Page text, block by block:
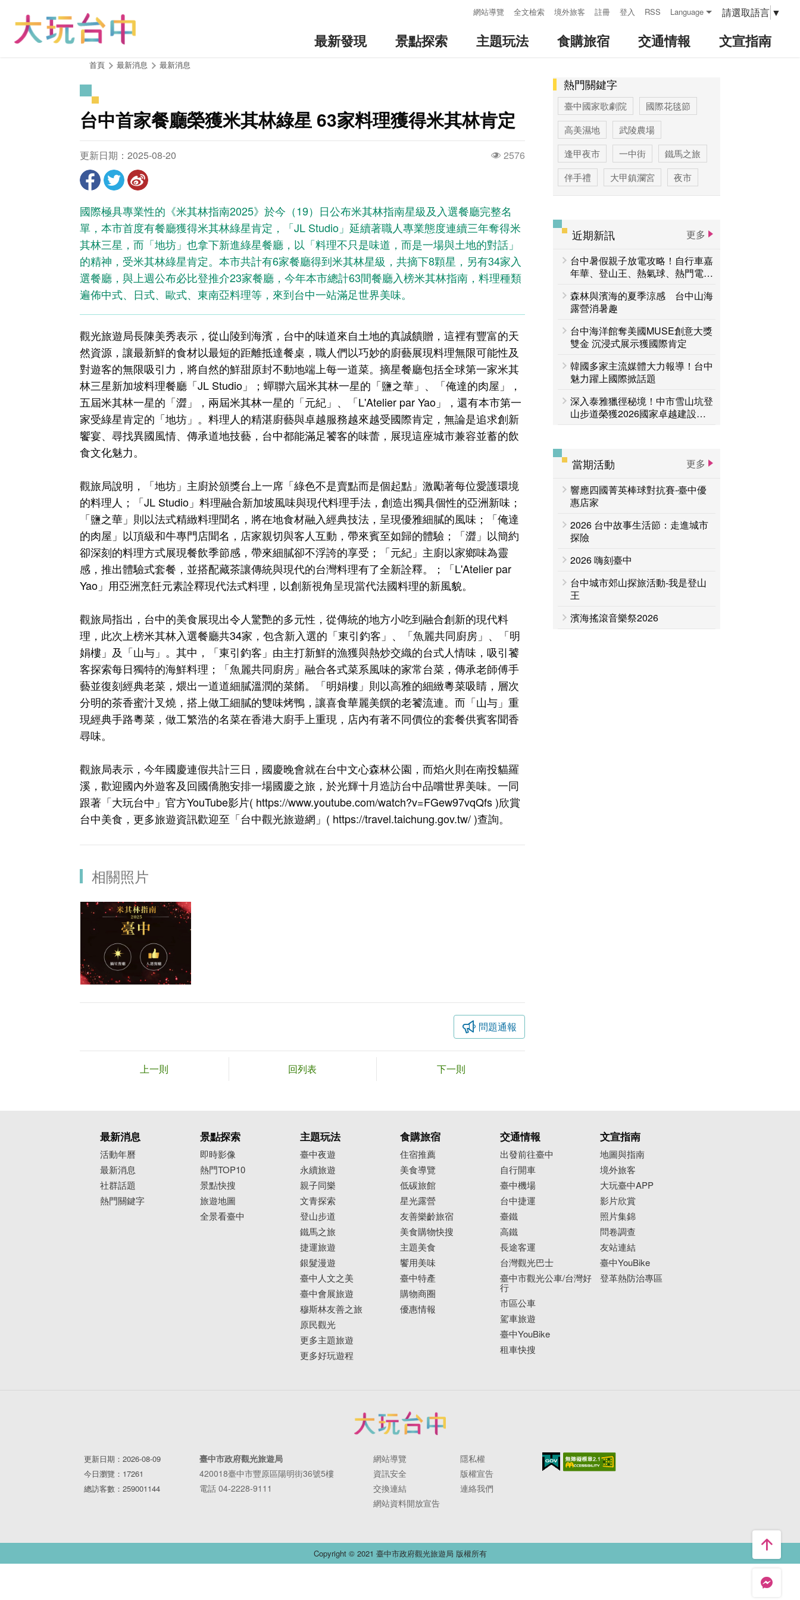
網站導覽 全文檢索 境外旅客 註冊 登入 RSS Language 請選取語言 ▼
最新發現 景點探索 主題玩法 食購旅宿 交通情報 文宣指南
首頁 最新消息 最新消息
台中首家餐廳榮獲米其林綠星 63家料理獲得米其林肯定
更新日期：2025-08-20 2576
國際極具專業性的《米其林指南2025》於今（19）日公布米其林指南星級及入選餐廳完整名
單，本市首度有餐廳獲得米其林綠星肯定，「JL Studio」延續著職人專業態度連續三年奪得米
其林三星，而「地坊」也拿下新進綠星餐廳，以「料理不只是味道，而是一場與土地的對話」
的精神，受米其林綠星肯定。本市共計有6家餐廳得到米其林星級，共摘下8顆星，另有34家入
選餐廳，與上週公布必比登推介23家餐廳，今年本市總計63間餐廳入榜米其林指南，料理種類
遍佈中式、日式、歐式、東南亞料理等，來到台中一站滿足世界美味。
觀光旅遊局長陳美秀表示，從山陵到海濱，台中的味道來自土地的真誠饋贈，這裡有豐富的天
然資源，讓最新鮮的食材以最短的距離抵達餐桌，職人們以巧妙的廚藝展現料理無限可能性及
對遊客的無限吸引力，將自然的鮮甜原封不動地端上每一道菜。摘星餐廳包括全球第一家米其
林三星新加坡料理餐廳「JL Studio」；蟬聯六屆米其林一星的「鹽之華」、「俺達的肉屋」，
五屆米其林一星的「澀」，兩屆米其林一星的「元紀」、「L'Atelier par Yao」，還有本市第一
家受綠星肯定的「地坊」。料理人的精湛廚藝與卓越服務越來越受國際肯定，無論是追求創新
饗宴、尋找異國風情、傳承道地技藝，台中都能滿足饕客的味蕾，展現這座城市兼容並蓄的飲
食文化魅力。
觀旅局說明，「地坊」主廚於頒獎台上一席「綠色不是賣點而是個起點」激勵著每位愛護環境
的料理人；「JL Studio」料理融合新加坡風味與現代料理手法，創造出獨具個性的亞洲新味；
「鹽之華」則以法式精緻料理聞名，將在地食材融入經典技法，呈現優雅細膩的風味；「俺達
的肉屋」以頂級和牛專門店聞名，店家親切與客人互動，帶來賓至如歸的體驗；「澀」以簡約
卻深刻的料理方式展現餐飲季節感，帶來細膩卻不浮誇的享受；「元紀」主廚以家鄉味為靈
感，推出體驗式套餐，並搭配藏茶讓傳統與現代的台灣料理有了全新詮釋。；「L'Atelier par
Yao」用亞洲烹飪元素詮釋現代法式料理，以創新視角呈現當代法國料理的新風貌。
觀旅局指出，台中的美食展現出令人驚艷的多元性，從傳統的地方小吃到融合創新的現代料
理，此次上榜米其林入選餐廳共34家，包含新入選的「東引釣客」、「魚麗共同廚房」、「明
娟樓」及「山与」。其中，「東引釣客」由主打新鮮的漁獲與熱炒交織的台式人情味，吸引饕
客探索每日獨特的海鮮料理；「魚麗共同廚房」融合各式菜系風味的家常台菜，傳承老師傅手
藝並復刻經典老菜，煨出一道道細膩溫潤的菜餚。「明娟樓」則以高雅的細緻粵菜吸睛，層次
分明的茶香蜜汁叉燒，搭上做工細膩的雙味烤鴨，讓喜食華麗美饌的老饕流連。而「山与」重
現經典手路粵菜，做工繁浩的名菜在香港大廚手上重現，店內有著不同價位的套餐供賓客聞香
尋味。
觀旅局表示，今年國慶連假共計三日，國慶晚會就在台中文心森林公園，而焰火則在南投貓羅
溪，歡迎國內外遊客及回國僑胞安排一場國慶之旅，於光輝十月造訪台中品嚐世界美味。一同
跟著「大玩台中」官方YouTube影片( https://www.youtube.com/watch?v=FGew97vqQfs)欣賞
台中美食，更多旅遊資訊歡迎至「台中觀光旅遊網」( https://travel.taichung.gov.tw/)查詢。
相關照片
問題通報
上一則 回列表 下一則
熱門關鍵字
臺中國家歌劇院
國際花毯節
高美濕地
武陵農場
逢甲夜市
一中街
鐵馬之旅
伴手禮
大甲鎮瀾宮
夜市
台中活動
賞花專區
主題遊程
台中国家歌剧院
近期新訊
更多
台中暑假親子放電攻略！自行車嘉
年華、登山王、熱氣球、熱門電影
森林與濱海的夏季涼感 台中山海
露營消暑趣
台中海洋館奪美國MUSE創意大獎
雙金 沉浸式展示獲國際肯定
韓國多家主流媒體大力報導！台中
魅力躍上國際掀話題
深入泰雅獵徑秘境！中市雪山坑登
山步道榮獲2026國家卓越建設獎
「金質獎」
當期活動
更多
響應四國菁英棒球對抗賽-臺中優
惠店家
2026 台中故事生活節：走進城市
探險
2026 嗨刻臺中
台中城市郊山探旅活動-我是登山
王
濱海搖滾音樂祭2026
最新消息
活動年曆
最新消息
社群話題
熱門關鍵字
景點探索
即時影像
熱門TOP10
景點快搜
旅遊地圖
全景看臺中
主題玩法
臺中夜遊
永續旅遊
親子同樂
文青探索
登山步道
鐵馬之旅
捷運旅遊
銀髮漫遊
臺中人文之美
臺中會展旅遊
穆斯林友善之旅
原民觀光
更多主題旅遊
更多好玩遊程
食購旅宿
住宿推薦
美食導覽
低碳旅館
星光露營
友善樂齡旅宿
美食購物快搜
主題美食
饗用美味
臺中特產
購物商圈
優惠情報
交通情報
出發前往臺中
自行開車
臺中機場
台中捷運
臺鐵
高鐵
長途客運
台灣觀光巴士
臺中市觀光公車/台灣好
行
市區公車
駕車旅遊
臺中YouBike
租車快搜
文宣指南
地圖與指南
境外旅客
大玩臺中APP
影片欣賞
照片集錦
問卷調查
友站連結
臺中YouBike
登革熱防治專區
更新日期：2026-08-09
今日瀏覽：17261
總訪客數：259001144
臺中市政府觀光旅遊局
420018臺中市豐原區陽明街36號5樓
電話 04-2228-9111
網站導覽
隱私權
資訊安全
版權宣告
交換連結
連絡我們
網站資料開放宣告
Copyright © 2021 臺中市政府觀光旅遊局 版權所有
台中